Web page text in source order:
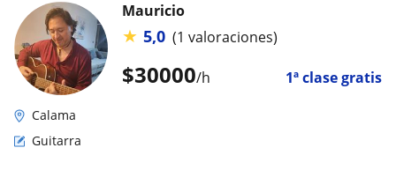
$30000/h 1ª clase gratis
Mauricio
★ 5,0 (1 valoraciones)
Calama
Guitarra